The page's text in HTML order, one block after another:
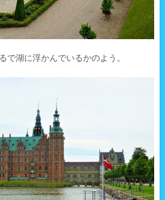
で湖に浮かんでいるかのよう。